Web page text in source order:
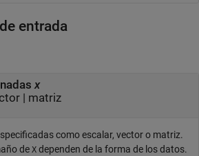
entrada
x
| matriz
como escalar, vector o matriz.
de X dependen de la forma de los datos.